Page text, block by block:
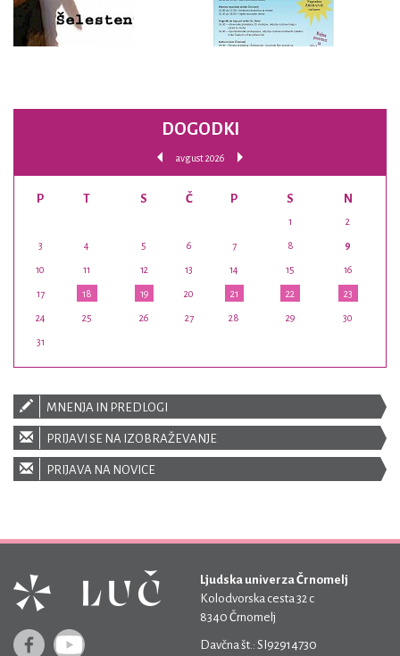
DOGODKI
avgust 2026
P T S Č P S N
1 2
3 4 5 6 7 8 9
10 11 12 13 14 15 16
17 18 19 20 21 22 23
24 25 26 27 28 29 30
31
MNENJA IN PREDLOGI
PRIJAVI SE NA IZOBRAŽEVANJE
PRIJAVA NA NOVICE
Ljudska univerza Črnomelj
Kolodvorska cesta 32 c
8340 Črnomelj
Davčna št.: SI92914730